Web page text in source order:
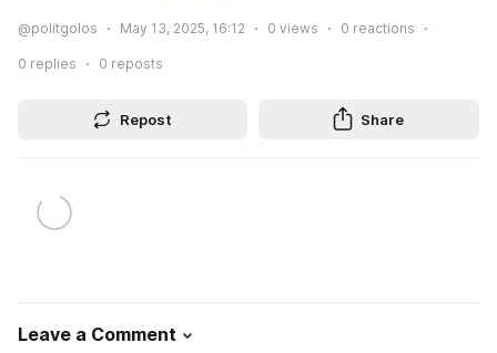
@politgolos May 13, 2025, 16:12 0 views 0 reactions
0 replies 0 reposts
Repost Share
Leave a Comment